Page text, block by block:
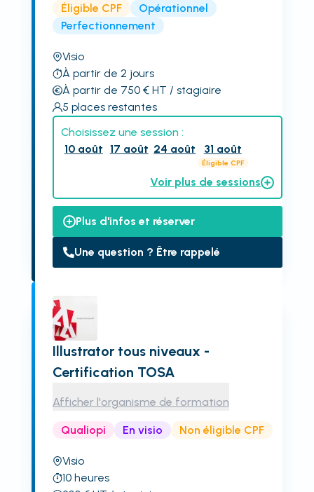
Éligible CPF
Opérationnel
Perfectionnement
Visio
À partir de 2 jours
À partir de 750€ HT / stagiaire
5 places restantes
Choisissez une session :
10 août 17 août 24 août 31 août
Éligible CPF
Voir plus de sessions
Plus d'infos et réserver
Une question ? Être rappelé
Illustrator tous niveaux -
Certification TOSA
Afficher l'organisme de formation
Qualiopi En visio Non éligible CPF
Visio
10 heures